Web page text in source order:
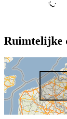
Ruimtelijke